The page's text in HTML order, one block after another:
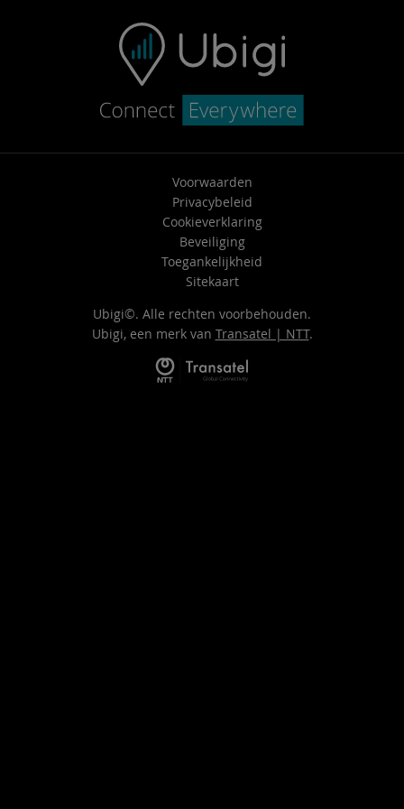
Voorwaarden
Privacybeleid
Cookieverklaring
Beveiliging
Toegankelijkheid
Sitekaart
Ubigi©. Alle rechten voorbehouden.
Ubigi, een merk van Transatel | NTT.